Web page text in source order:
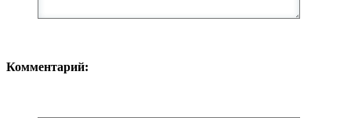
Комментарий: